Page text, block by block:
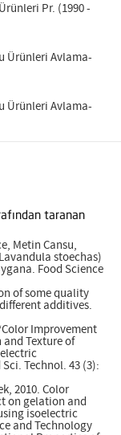
Pr. (1990 -
Ürünleri Avlama-
Ürünleri Avlama-
taranan
Metin Cansu,
stoechas)
Food Science
of some quality
additives.
Improvement
Texture of
Technol. 43 (3):
2010. Color
on gelation and
isoelectric
and Technology